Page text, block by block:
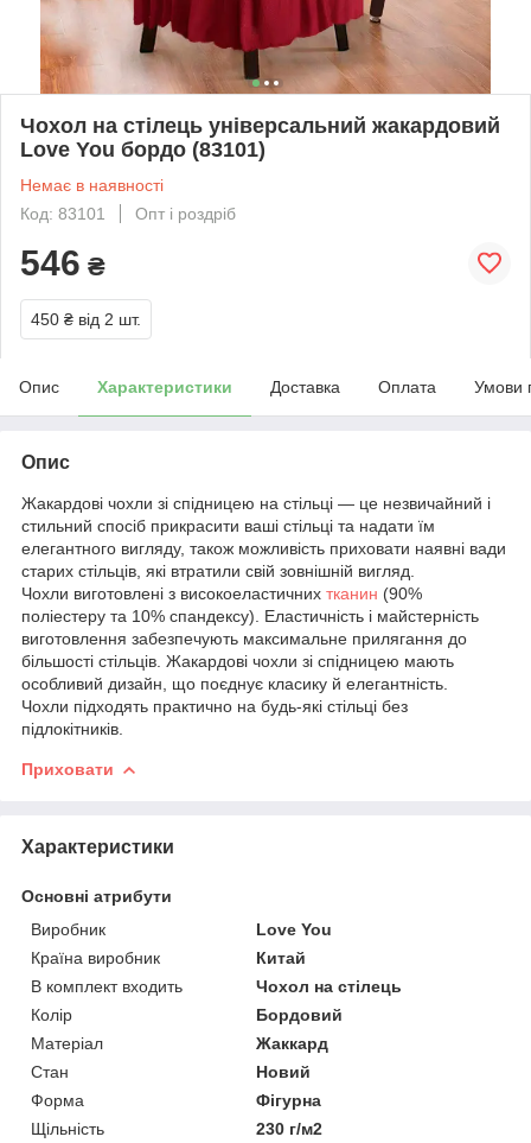
Чохол на стілець універсальний жакардовий
Love You бордо (83101)
Немає в наявності
Код: 83101
Опт і роздріб
546 ₴
450 ₴ від 2 шт.
Опис Характеристики Доставка Оплата Умови
Опис
Жакардові чохли зі спідницею на стільці — це незвичайний і
стильний спосіб прикрасити ваші стільці та надати їм
елегантного вигляду, також можливість приховати наявні вади
старих стільців, які втратили свій зовнішній вигляд.
Чохли виготовлені з високоеластичних тканин (90%
поліестеру та 10% спандексу). Еластичність і майстерність
виготовлення забезпечують максимальне прилягання до
більшості стільців. Жакардові чохли зі спідницею мають
особливий дизайн, що поєднує класику й елегантність.
Чохли підходять практично на будь-які стільці без
підлокітників.
Приховати
Характеристики
Основні атрибути
Виробник
Love You
Країна виробник
Китай
В комплект входить
Чохол на стілець
Колір
Бордовий
Матеріал
Жаккард
Стан
Новий
Форма
Фігурна
Щільність
230 г/м2